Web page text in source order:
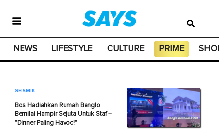
NEWS LIFESTYLE CULTURE PRIME
SEISMIK
Bos Hadiahkan Rumah Banglo
Bernilai Hampir Sejuta Untuk Staf –
"Dinner Paling Havoc!"